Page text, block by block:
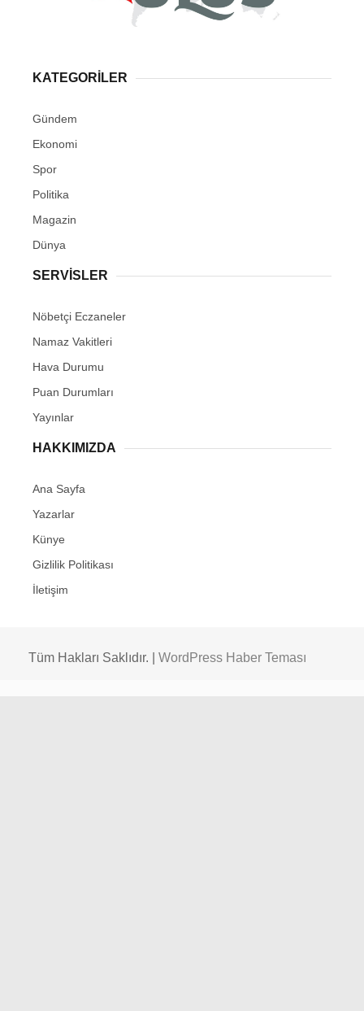
KATEGORİLER
Gündem
Ekonomi
Spor
Politika
Magazin
Dünya
SERVİSLER
Nöbetçi Eczaneler
Namaz Vakitleri
Hava Durumu
Puan Durumları
Yayınlar
HAKKIMIZDA
Ana Sayfa
Yazarlar
Künye
Gizlilik Politikası
İletişim
Tüm Hakları Saklıdır. | WordPress Haber Teması